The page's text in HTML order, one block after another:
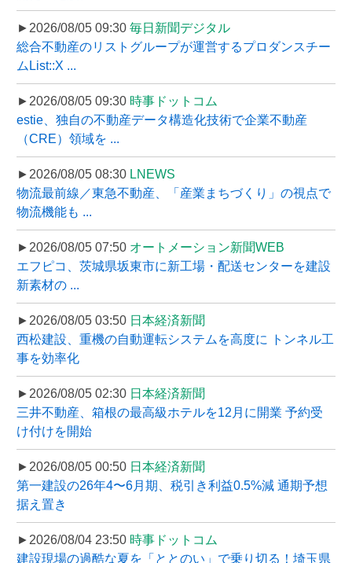
►2026/08/05 09:30 毎日新聞デジタル
総合不動産のリストグループが運営するプロダンスチー
ムList::X ...
►2026/08/05 09:30 時事ドットコム
estie、独自の不動産データ構造化技術で企業不動産
（CRE）領域を ...
►2026/08/05 08:30 LNEWS
物流最前線／東急不動産、「産業まちづくり」の視点で
物流機能も ...
►2026/08/05 07:50 オートメーション新聞WEB
エフピコ、茨城県坂東市に新工場・配送センターを建設
新素材の ...
►2026/08/05 03:50 日本経済新聞
西松建設、重機の自動運転システムを高度に トンネル工
事を効率化
►2026/08/05 02:30 日本経済新聞
三井不動産、箱根の最高級ホテルを12月に開業 予約受
け付けを開始
►2026/08/05 00:50 日本経済新聞
第一建設の26年4〜6月期、税引き利益0.5%減 通期予想
据え置き
►2026/08/04 23:50 時事ドットコム
建設現場の過酷な夏を「ととのい」で乗り切る！埼玉県